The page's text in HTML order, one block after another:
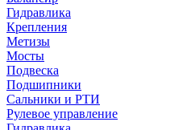
Гидравлика
Крепления
Метизы
Мосты
Подвеска
Подшипники
Сальники и РТИ
Рулевое управление